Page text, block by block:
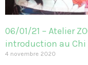
06/01/21 – Atelier
introduction au Chi
4 novembre 2020